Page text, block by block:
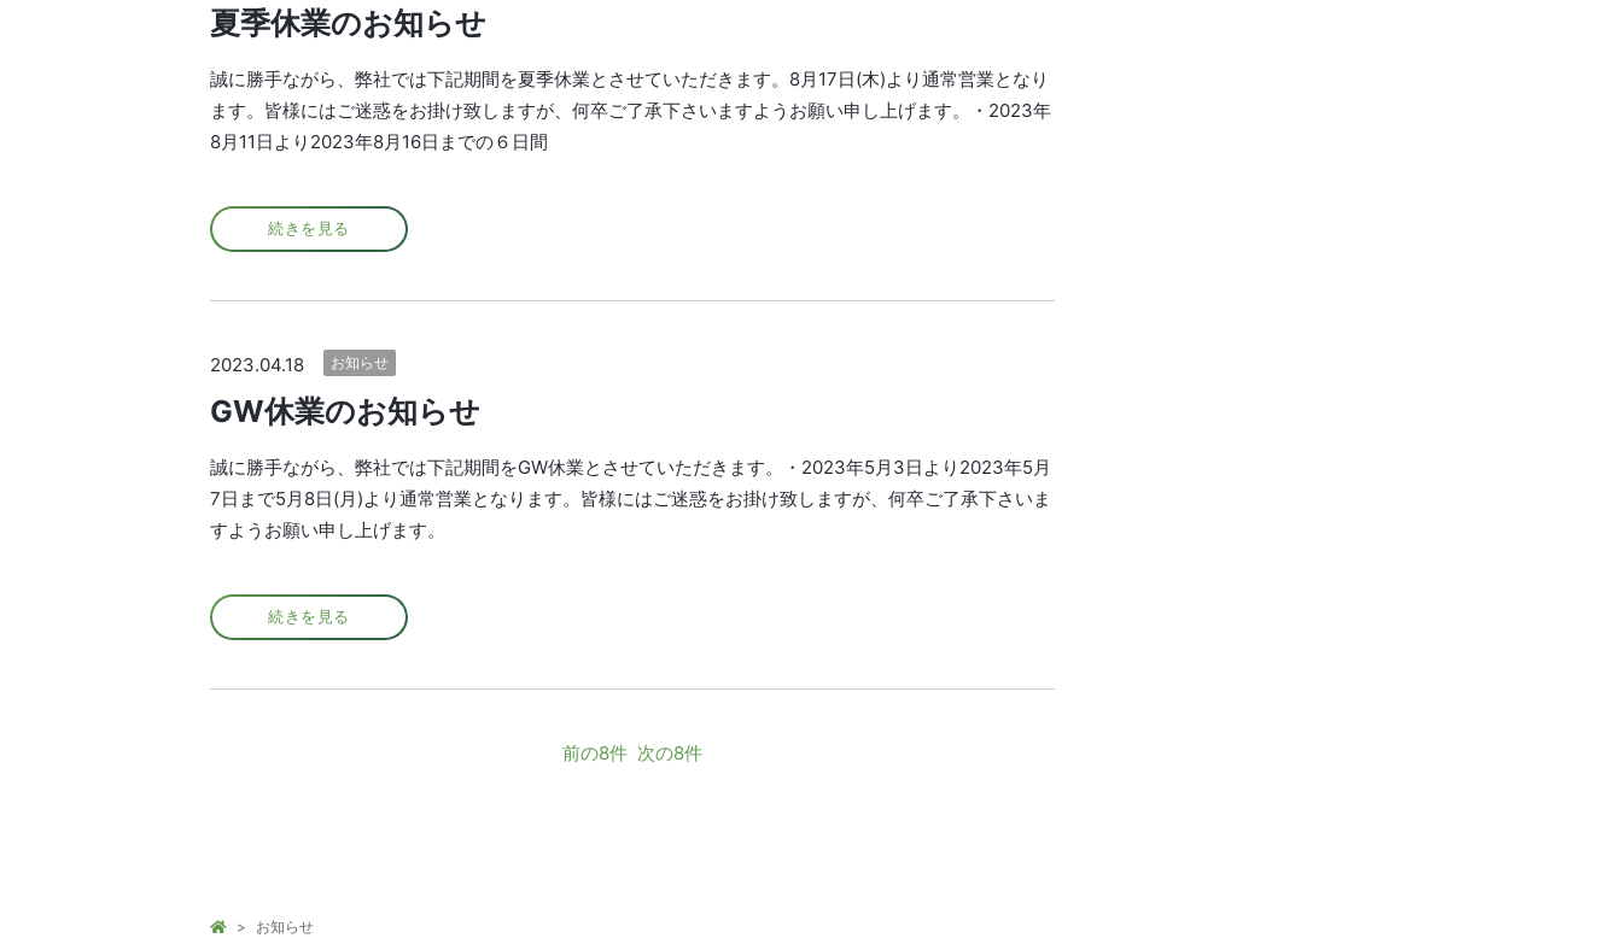
夏季休業のお知らせ
誠に勝手ながら、弊社では下記期間を夏季休業とさせていただきます。8月17日(木)より通常営業となり
ます。皆様にはご迷惑をお掛け致しますが、何卒ご了承下さいますようお願い申し上げます。・2023年
8月11日より2023年8月16日までの６日間
続きを見る
2023.04.18 お知らせ
GW休業のお知らせ
誠に勝手ながら、弊社では下記期間をGW休業とさせていただきます。・2023年5月3日より2023年5月
7日まで5月8日(月)より通常営業となります。皆様にはご迷惑をお掛け致しますが、何卒ご了承下さいま
すようお願い申し上げます。
続きを見る
前の8件 次の8件
お知らせ